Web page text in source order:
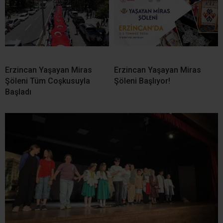
Erzincan Yaşayan Miras
Şöleni Tüm Coşkusuyla
Başladı
Erzincan Yaşayan Miras
Şöleni Başlıyor!